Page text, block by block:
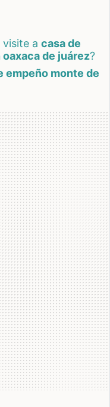
visite a casa de
de juárez?
empeño monte de